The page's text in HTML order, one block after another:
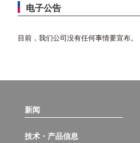
电子公告
目前，我们公司没有任何事情要宣布。
新闻
技术・产品信息